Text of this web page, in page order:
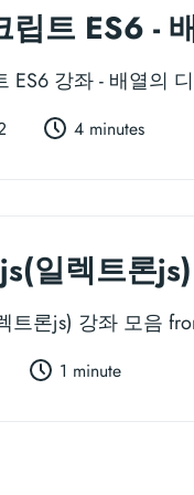
립트 ES6 -
ES6 강좌 - 배열의
4 minutes
일렉트론
트론js) 강좌 모음
1 minute